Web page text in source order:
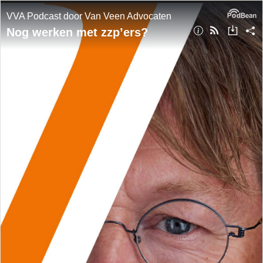
VVA Podcast door Van Veen Advocaten
Nog werken met zzp’ers?